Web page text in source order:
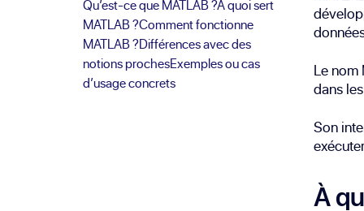
Qu’est-ce que MATLAB ?À quoi sert
MATLAB ?Comment fonctionne
MATLAB ?Différences avec des
notions prochesExemples ou cas
d’usage concrets
Le nom
dans
Son
À